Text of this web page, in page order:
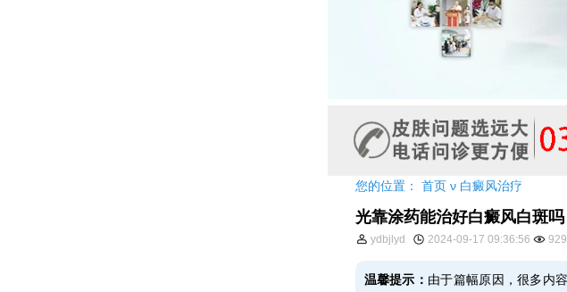
您的位置： 首页ν 白癜风治疗
光靠涂药能治好白癜风白斑吗
ydbjlyd 2024-09-17 09:36:56
温馨提示： 由于篇幅原因，很多内